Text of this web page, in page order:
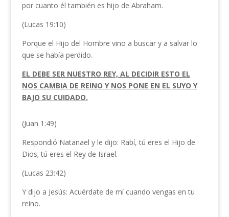
por cuanto él también es hijo de Abraham.
(Lucas 19:10)
Porque el Hijo del Hombre vino a buscar y a salvar lo
que se había perdido.
EL DEBE SER NUESTRO REY, AL DECIDIR ESTO EL
NOS CAMBIA DE REINO Y NOS PONE EN EL SUYO Y
BAJO SU CUIDADO.
(Juan 1:49)
Respondió Natanael y le dijo: Rabí, tú eres el Hijo de
Dios; tú eres el Rey de Israel.
(Lucas 23:42)
Y dijo a Jesús: Acuérdate de mí cuando vengas en tu
reino.